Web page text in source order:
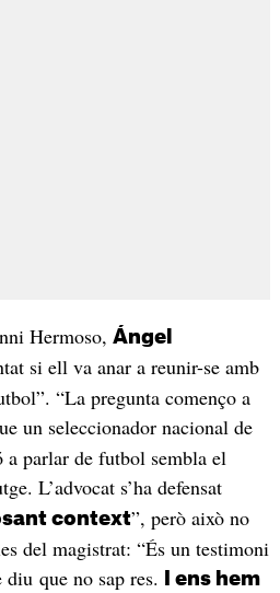
Hermoso, Ángel
si ell va anar a reunir-se amb
“La pregunta començo a
un seleccionador nacional de
parlar de futbol sembla el
L’advocat s’ha defensat
context”, però això no
del magistrat: “És un testimoni
que no sap res.
I ens hem